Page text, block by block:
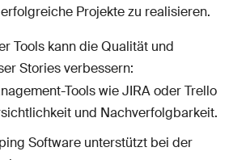
Projekte zu realisieren.
Tools kann die Qualität und
Stories verbessern:
Tools wie JIRA oder Trello
und Nachverfolgbarkeit.
Software unterstützt bei der